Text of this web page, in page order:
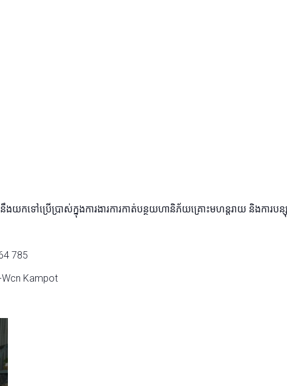
ៅប្រើប្រាស់ក្នុងការងារការកាត់បន្ថយហានិភ័យគ្រោះមហន្តរាយ និងការបន្ស៊
785
Wcn Kampot